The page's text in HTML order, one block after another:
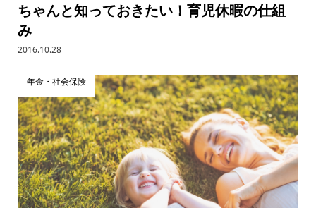
ちゃんと知っておきたい！育児休暇の仕組
み
2016.10.28
年金・社会保険